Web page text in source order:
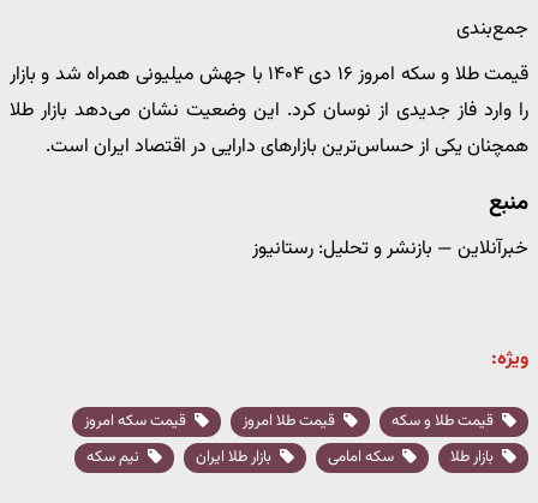
جمع‌بندی
قیمت طلا و سکه امروز ۱۶ دی ۱۴۰۴ با جهش میلیونی همراه شد و بازار
را وارد فاز جدیدی از نوسان کرد. این وضعیت نشان می‌دهد بازار طلا
همچنان یکی از حساس‌ترین بازارهای دارایی در اقتصاد ایران است.
منبع
خبرآنلاین — بازنشر و تحلیل: رستانیوز
ویژه:
قیمت طلا و سکه قیمت طلا امروز
قیمت سکه امروز
بازار طلا
سکه امامی بازار طلا ایران نیم سکه